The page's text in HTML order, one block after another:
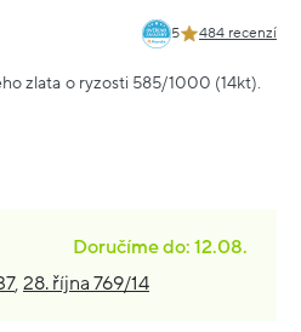
5 484 recenzí
zlata o ryzosti 585/1000 (14kt).
Doručíme do: 12.08.
, 28. října 769/14